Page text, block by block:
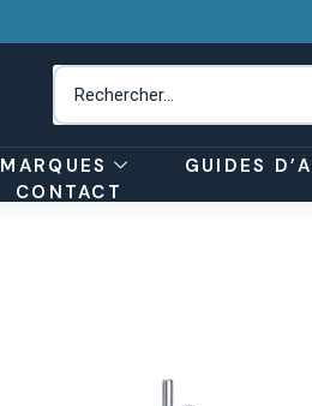
MARQUES GUIDES
CONTACT